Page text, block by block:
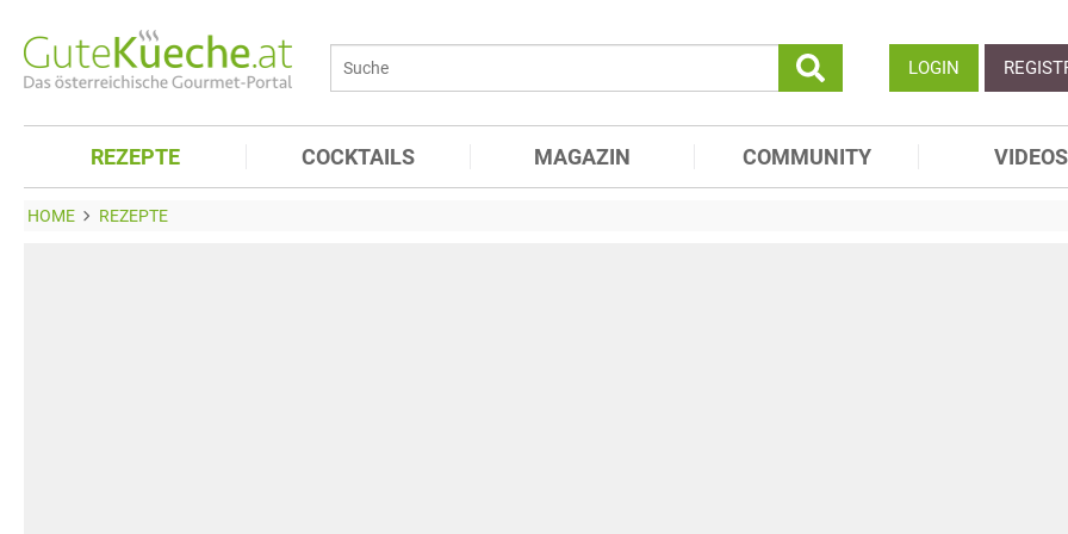
LOGIN
REZEPTE COCKTAILS MAGAZIN COMMUNITY VIDEOS
HOME REZEPTE